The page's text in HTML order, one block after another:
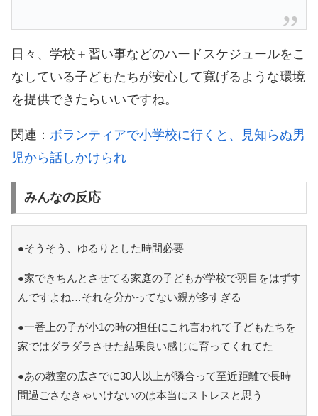
日々、学校＋習い事などのハードスケジュールをこ
なしている子どもたちが安心して寛げるような環境
を提供できたらいいですね。
関連： ボランティアで小学校に行くと、見知らぬ男
児から話しかけられ
みんなの反応
●そうそう、ゆるりとした時間必要
●家できちんとさせてる家庭の子どもが学校で羽目をはずす
んですよね…それを分かってない親が多すぎる
●一番上の子が小1の時の担任にこれ言われて子どもたちを
家ではダラダラさせた結果良い感じに育ってくれてた
●あの教室の広さでに30人以上が隣合って至近距離で長時
間過ごさなきゃいけないのは本当にストレスと思う